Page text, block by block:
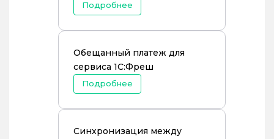
Подробнее
Обещанный платеж для
сервиса 1С:Фреш
Подробнее
Синхронизация между